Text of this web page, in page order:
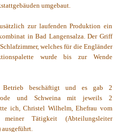
umgebaut.
zur laufenden Produktion ein
in Bad Langensalza. Der Griff
welches für die Engländer
wurde bis zur Wende
beschäftigt und es gab 2
und Schweina mit jeweils 2
ich, Christel Wilhelm, Ehefrau vom
Tätigkeit (Abteilungsleiter